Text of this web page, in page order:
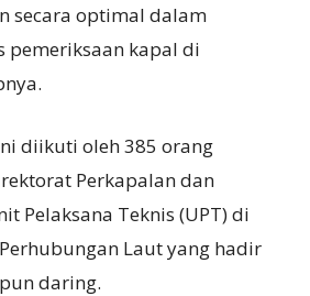
secara optimal dalam
pemeriksaan kapal di
diikuti oleh 385 orang
Perkapalan dan
Pelaksana Teknis (UPT) di
Laut yang hadir
daring.